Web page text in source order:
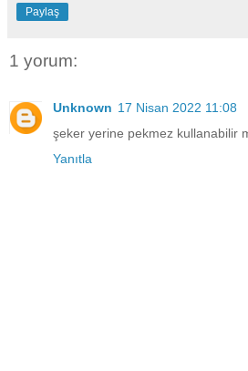
Paylaş
1 yorum:
Unknown 17 Nisan 2022 11:08
şeker yerine pekmez kullanabilir
Yanıtla